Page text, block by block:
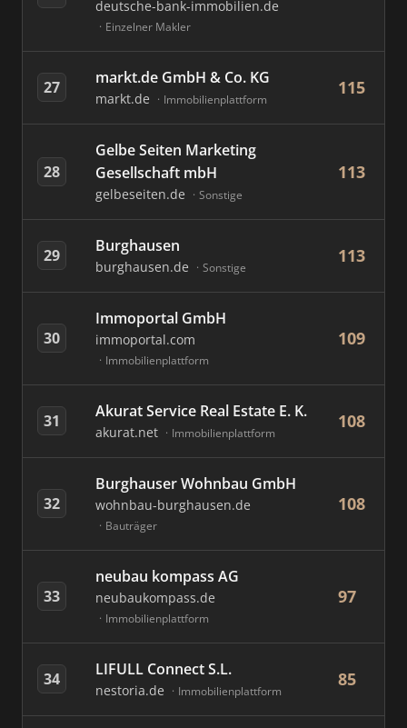
deutsche-bank-immobilien.de
Einzelner Makler
27 markt.de GmbH & Co. KG
markt.de Immobilienplattform
115
28
Gelbe Seiten Marketing
Gesellschaft mbH
gelbeseiten.de Sonstige
113
29 Burghausen
burghausen.de Sonstige
113
30
Immoportal GmbH
immoportal.com
Immobilienplattform
109
31 Akurat Service Real Estate E. K.
akurat.net Immobilienplattform
108
32
Burghauser Wohnbau GmbH
wohnbau-burghausen.de
Bauträger
108
33
neubau kompass AG
neubaukompass.de
Immobilienplattform
97
34 LIFULL Connect S.L.
nestoria.de Immobilienplattform
85